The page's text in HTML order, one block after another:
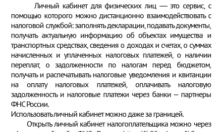
Личный кабинет для физических лиц — это сервис, с
помощью которого можно дистанционно взаимодействовать с
налоговой службой: заполнять декларации, подавать документы,
получать актуальную информацию об объектах имущества и
транспортных средствах, сведения о доходах и счетах, о суммах
начисленных и уплаченных налоговых платежей, о наличии
переплат, о задолженности по налогам перед бюджетом,
получать и распечатывать налоговые уведомления и квитанции
на оплату налоговых платежей, оплачивать налоговую
задолженность и налоговые платежи через банки – партнеры
ФНС России.
Использовать личный кабинет можно даже за границей.
Открыть личный кабинет налогоплательщика можно через